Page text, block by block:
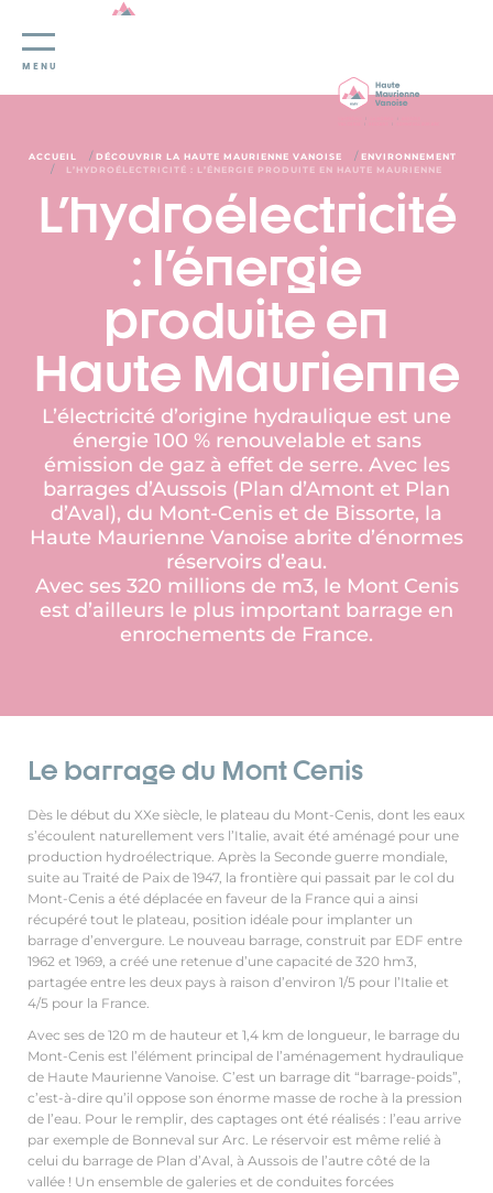
Panneau de gestion des cookies
MENU
ACCUEIL / DÉCOUVRIR LA HAUTE MAURIENNE VANOISE / ENVIRONNEMENT
/ L’HYDROÉLECTRICITÉ : L’ÉNERGIE PRODUITE EN HAUTE MAURIENNE
L'hydroélectricité
: l'énergie
produite en
Haute Maurienne
L’électricité d’origine hydraulique est une
énergie 100 % renouvelable et sans
émission de gaz à effet de serre. Avec les
barrages d’Aussois (Plan d’Amont et Plan
d’Aval), du Mont-Cenis et de Bissorte, la
Haute Maurienne Vanoise abrite d’énormes
réservoirs d’eau.
Avec ses 320 millions de m3, le Mont Cenis
est d’ailleurs le plus important barrage en
enrochements de France.
Le barrage du Mont Cenis
Dès le début du XXe siècle, le plateau du Mont-Cenis, dont les eaux
s’écoulent naturellement vers l’Italie, avait été aménagé pour une
production hydroélectrique. Après la Seconde guerre mondiale,
suite au Traité de Paix de 1947, la frontière qui passait par le col du
Mont-Cenis a été déplacée en faveur de la France qui a ainsi
récupéré tout le plateau, position idéale pour implanter un
barrage d’envergure. Le nouveau barrage, construit par EDF entre
1962 et 1969, a créé une retenue d’une capacité de 320 hm3,
partagée entre les deux pays à raison d’environ 1/5 pour l’Italie et
4/5 pour la France.
Avec ses de 120 m de hauteur et 1,4 km de longueur, le barrage du
Mont-Cenis est l’élément principal de l’aménagement hydraulique
de Haute Maurienne Vanoise. C’est un barrage dit “barrage-poids”,
c’est-à-dire qu’il oppose son énorme masse de roche à la pression
de l’eau. Pour le remplir, des captages ont été réalisés : l’eau arrive
par exemple de Bonneval sur Arc. Le réservoir est même relié à
celui du barrage de Plan d’Aval, à Aussois de l’autre côté de la
vallée ! Un ensemble de galeries et de conduites forcées